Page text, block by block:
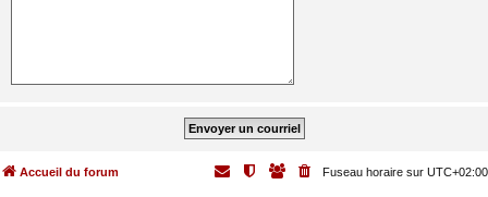
Accueil du forum Fuseau horaire sur UTC+02:00